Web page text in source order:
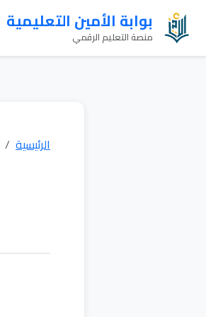
بوابة الأمين التعليمية
منصة التعليم الرقمي
الرئيسية